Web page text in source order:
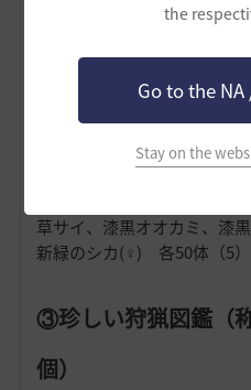
the
Go to the
Stay on the
種黒曜石モンスター ～500
未完成オーク実験体 約50
草サイ、漆黒オオカミ、漆
新緑のシカ(♀) 各50体（5）
③珍しい狩猟図鑑（
個）